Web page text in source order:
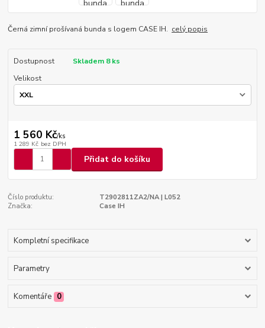
Černá zimní prošívaná bunda s logem CASE IH. celý popis
Dostupnost
Skladem 8 ks
Velikost
1 560 Kč/ks
1 289 Kč bez DPH
Přidat do košíku
Číslo produktu:
T2902811ZA2/NA | L052
Značka:
Case IH
Kompletní specifikace
Parametry
Komentáře 0